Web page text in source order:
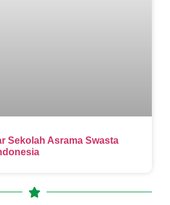
Sekolah Asrama Swasta